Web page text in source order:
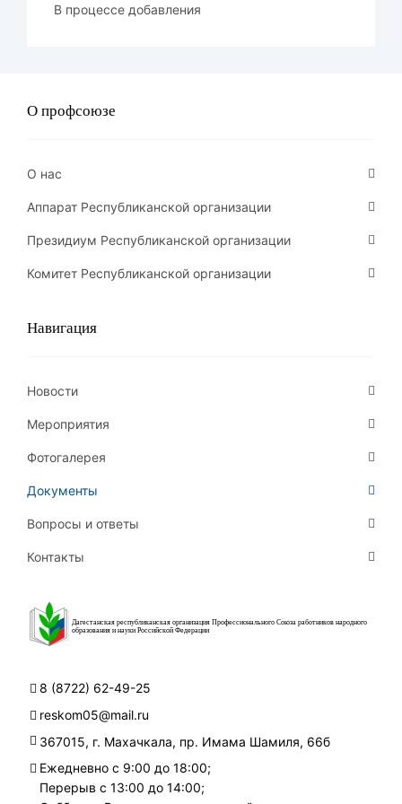
В процессе добавления
Дагестанская республиканская организация Профессионального Союза работников народного
образования и науки Российской Федерации
8 (8722) 62-49-25
reskom05@mail.ru
367015, г. Махачкала, пр. Имама Шамиля, 66б
Ежедневно с 9:00 до 18:00;
Перерыв с 13:00 до 14:00;
О профсоюзе
О нас
Аппарат Республиканской организации
Президиум Республиканской организации
Комитет Республиканской организации
Навигация
Новости
Мероприятия
Фотогалерея
Документы
Вопросы и ответы
Контакты